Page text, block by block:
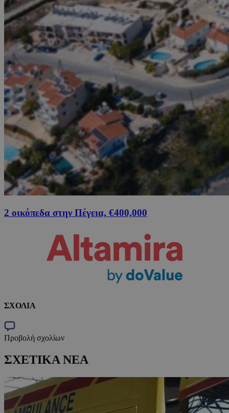
2 οικόπεδα στην Πέγεια, €400,000
ΣΧΟΛΙΑ
Προβολή σχολίων
ΣΧΕΤΙΚΑ ΝΕΑ